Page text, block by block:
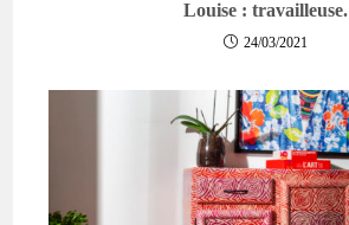
Louise : travailleuse.
24/03/2021